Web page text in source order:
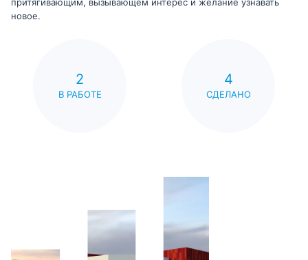
притягивающим, вызывающем интерес и желание узнавать
новое.
2
В РАБОТЕ
4
СДЕЛАНО